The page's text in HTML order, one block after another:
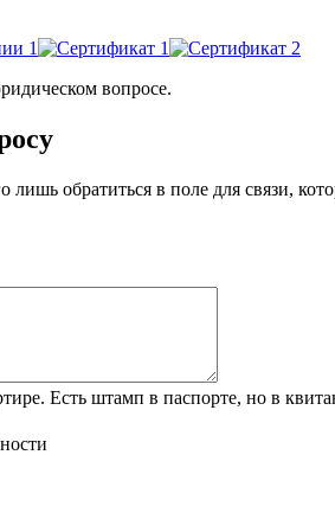
вопросе.
обратиться в поле для связи,
Есть штамп в паспорте, но в